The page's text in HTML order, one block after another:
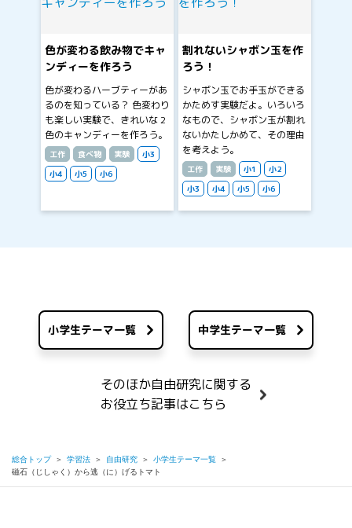
色が変わる飲み物でキャ
ンディーを作ろう
色が変わるハーブティーがあ
るのを知っている？ 色変わり
も楽しい実験で、きれいな 2
色のキャンディーを作ろう。
工作 食べ物 実験
小3
小4
小5 小6
割れないシャボン玉を作
ろう！
シャボン玉でお手玉ができる
かためす実験だよ。いろいろ
なもので、シャボン玉が割れ
ないかたしかめて、その理由
を考えよう。
工作 実験 小1
小2
小3
小4 小5 小6
小学生テーマ一覧 中学生テーマ一覧
そのほか自由研究に関する
お役立ち記事はこちら
総合トップ ＞ 学習法 ＞ 自由研究 ＞ 小学生テーマ一覧
＞
磁石（じしゃく）から逃（に）げるトマト